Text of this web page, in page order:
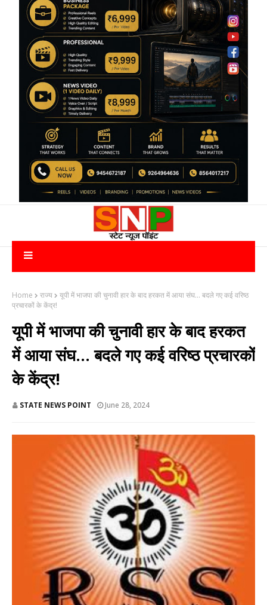
Home राज्य
यूपी में भाजपा की चुनावी हार के बाद हरकत में आया संघ... बदले गए कई वरिष्ठ
प्रचारकों के केंद्र!
यूपी में भाजपा की चुनावी हार के बाद हरकत
में आया संघ... बदले गए कई वरिष्ठ प्रचारकों
के केंद्र!
STATE NEWS POINT June 28, 2024